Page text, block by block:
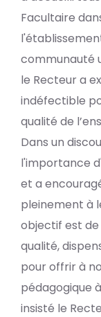
Facultaire
communauté
le Recteur a
indéfectible
qualité de
Dans un
l'importance
et a
pleinement à
objectif est
qualité,
pour offrir à
pédagogique
insisté le